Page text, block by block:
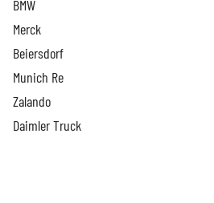
BMW
Merck
Beiersdorf
Munich Re
Zalando
Daimler Truck